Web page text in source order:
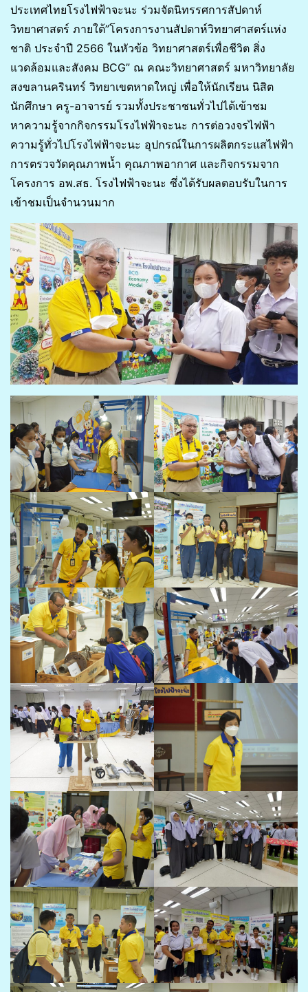
ประเทศไทยโรงไฟฟ้าจะนะ ร่วมจัดนิทรรศการสัปดาห์
วิทยาศาสตร์ ภายใต้”โครงการงานสัปดาห์วิทยาศาสตร์แห่ง
ชาติ ประจำปี 2566 ในหัวข้อ วิทยาศาสตร์เพื่อชีวิต สิ่ง
แวดล้อมและสังคม BCG” ณ คณะวิทยาศาสตร์ มหาวิทยาลัย
สงขลานครินทร์ วิทยาเขตหาดใหญ่ เพื่อให้นักเรียน นิสิต
นักศึกษา ครู-อาจารย์ รวมทั้งประชาชนทั่วไปได้เข้าชม
หาความรู้จากกิจกรรมโรงไฟฟ้าจะนะ การต่อวงจรไฟฟ้า
ความรู้ทั่วไปโรงไฟฟ้าจะนะ อุปกรณ์ในการผลิตกระแสไฟฟ้า
การตรวจวัดคุณภาพน้ำ คุณภาพอากาศ และกิจกรรมจาก
โครงการ อพ.สธ. โรงไฟฟ้าจะนะ ซึ่งได้รับผลตอบรับในการ
เข้าชมเป็นจำนวนมาก